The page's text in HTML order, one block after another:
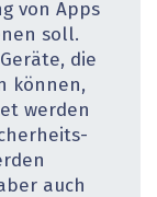
von Apps
soll.
die
können,
werden
auch